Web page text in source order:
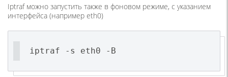
Iptraf можно запустить также в фоновом режиме, с указанием
интерфейса (например eth0)
iptraf -s eth0 -B